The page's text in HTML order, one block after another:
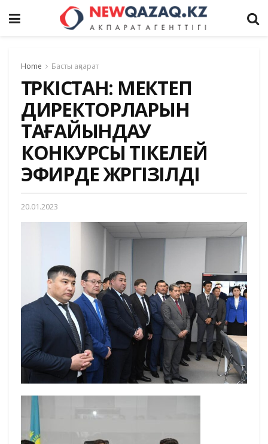
Home Басты ақпарат
ТҮРКІСТАН: МЕКТЕП
ДИРЕКТОРЛАРЫН
ТАҒАЙЫНДАУ
КОНКУРСЫ ТІКЕЛЕЙ
ЭФИРДЕ ЖҮРГІЗІЛДІ
20.01.2023